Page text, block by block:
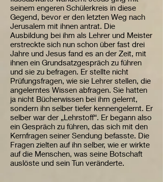
seinem engeren Schülerkreis in diese
Gegend, bevor er den letzten Weg nach
Jerusalem mit ihnen antrat. Die
Ausbildung bei ihm als Lehrer und Meister
erstreckte sich nun schon über fast drei
Jahre und Jesus fand es an der Zeit, mit
ihnen ein Grundsatzgespräch zu führen
und sie zu befragen. Er stellte nicht
Prüfungsfragen, wie sie Lehrer stellen, die
angelerntes Wissen abfragen. Sie hatten
ja nicht Bücherwissen bei ihm gelernt,
sondern ihn selber tiefer kennengelernt. Er
selber war der „Lehrstoff“. Er begann also
ein Gespräch zu führen, das sich mit den
Kernfragen seiner Sendung befasste. Die
Fragen zielten auf ihn selber, wie er wirkte
auf die Menschen, was seine Botschaft
auslöste und sein Tun veränderte.